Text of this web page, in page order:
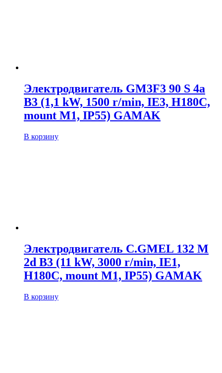
Электродвигатель GM3F3 90 S 4a
B3 (1,1 kW, 1500 r/min, IE3, H180C,
mount M1, IP55) GAMAK
В корзину
Электродвигатель C.GMEL 132 M
2d B3 (11 kW, 3000 r/min, IE1,
H180C, mount M1, IP55) GAMAK
В корзину